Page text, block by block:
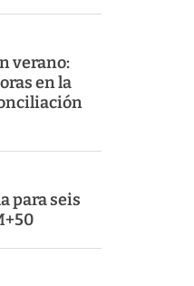
verano:
en la
para seis